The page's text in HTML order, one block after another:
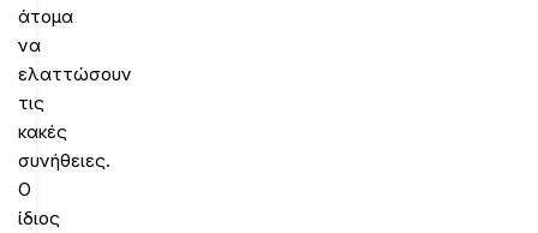
άτομα
να
ελαττώσουν
τις
κακές
συνήθειες.
Ο
ίδιος